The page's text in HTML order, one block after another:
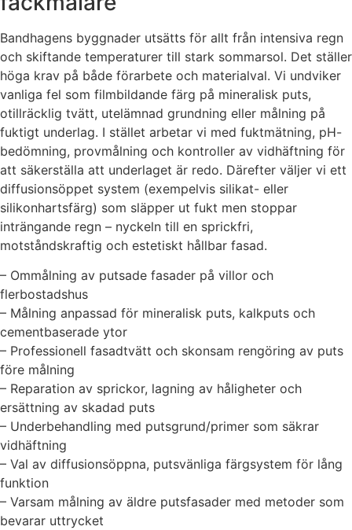
Bandhagens byggnader utsätts för allt från intensiva regn
och skiftande temperaturer till stark sommarsol. Det ställer
höga krav på både förarbete och materialval. Vi undviker
vanliga fel som film­bildande färg på mineralisk puts,
otillräcklig tvätt, utelämnad grundning eller målning på
fuktigt underlag. I stället arbetar vi med fuktmätning, pH-
bedömning, provmålning och kontroller av vidhäftning för
att säkerställa att underlaget är redo. Därefter väljer vi ett
diffusionsöppet system (exempelvis silikat- eller
silikonhartsfärg) som släpper ut fukt men stoppar
inträngande regn – nyckeln till en sprickfri,
motståndskraftig och estetiskt hållbar fasad.
– Ommålning av putsade fasader på villor och
flerbostadshus
– Målning anpassad för mineralisk puts, kalkputs och
cementbaserade ytor
– Professionell fasadtvätt och skonsam rengöring av puts
före målning
– Reparation av sprickor, lagning av håligheter och
ersättning av skadad puts
– Underbehandling med putsgrund/primer som säkrar
vidhäftning
– Val av diffusionsöppna, putsvänliga färgsystem för lång
funktion
– Varsam målning av äldre putsfasader med metoder som
bevarar uttrycket